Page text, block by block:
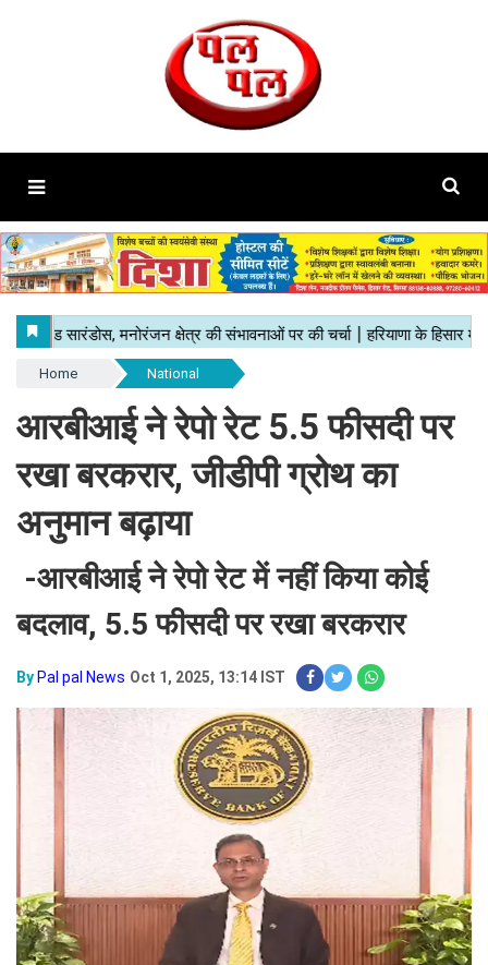
Home National
आरबीआई ने रेपो रेट 5.5 फीसदी पर
रखा बरकरार, जीडीपी ग्रोथ का
अनुमान बढ़ाया
-आरबीआई ने रेपो रेट में नहीं किया कोई
बदलाव, 5.5 फीसदी पर रखा बरकरार
By Pal pal News Oct 1, 2025, 13:14 IST